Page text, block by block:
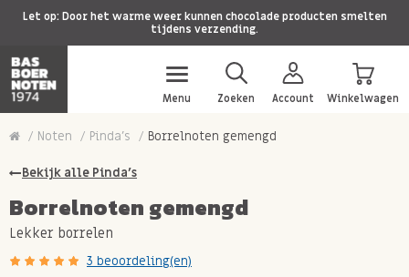
Let op: Door het warme weer kunnen chocolade producten smelten
tijdens verzending.
Menu Zoeken Account Winkelwagen
Noten Pinda's Borrelnoten gemengd
Bekijk alle Pinda's
Borrelnoten gemengd
Lekker borrelen
3 beoordeling(en)